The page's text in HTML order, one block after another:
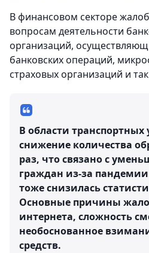
В финансовом секторе
вопросам деятельности
организаций,
банковских операций,
страховых организаций и
В области транспортных
снижение количества
раз, что связано с
граждан из-за
тоже снизилась
Основные причины
интернета, сложность
необоснованное
средств.